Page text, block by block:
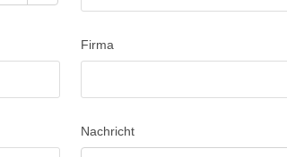
Firma
Nachricht